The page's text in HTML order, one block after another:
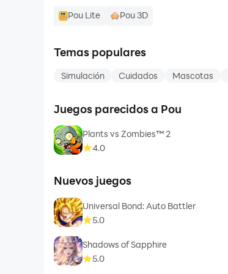
Pou Lite Pou 3D
Temas populares
Simulación Cuidados Mascotas
Juegos parecidos a Pou
Plants vs Zombies™ 2
4.0
Nuevos juegos
Universal Bond: Auto Battler
5.0
Shadows of Sapphire
5.0